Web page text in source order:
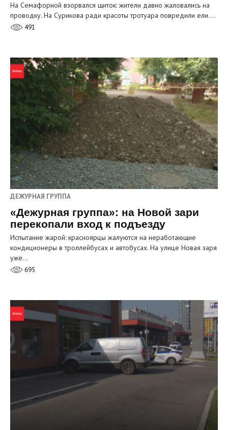
На Семафорной взорвался щиток: жители давно жаловались на
проводку. На Сурикова ради красоты тротуара повредили ели.…
491
ДЕЖУРНАЯ ГРУППА
«Дежурная группа»: на Новой зари
перекопали вход к подъезду
Испытание жарой: красноярцы жалуются на неработающие
кондиционеры в троллейбусах и автобусах. На улице Новая заря
уже…
695